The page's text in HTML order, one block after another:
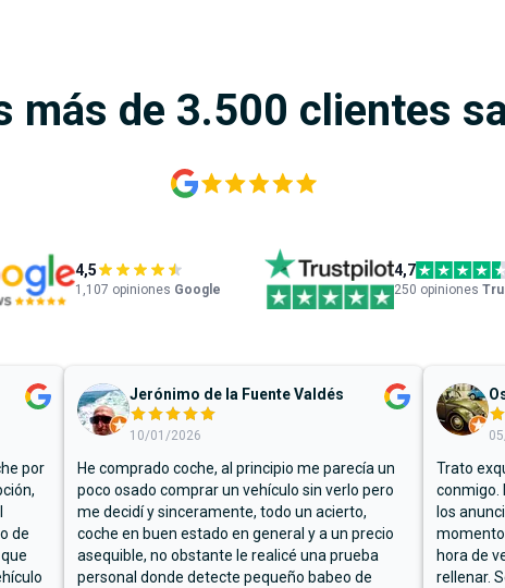
más de 3.500 clientes
4,5
1,107 opiniones Google
4,7
250 opiniones
por
de
Jerónimo de la Fuente Valdés
10/01/2026
He comprado coche, al principio me parecía un
poco osado comprar un vehículo sin verlo pero
me decidí y sinceramente, todo un acierto,
coche en buen estado en general y a un precio
asequible, no obstante le realicé una prueba
personal donde detecte pequeño babeo de
Trato
conmigo.
los
hora de
rellenar.